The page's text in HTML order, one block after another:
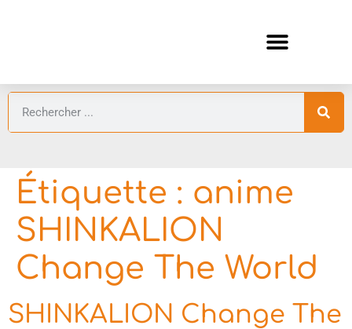
Étiquette : anime
SHINKALION
Change The World
SHINKALION Change The